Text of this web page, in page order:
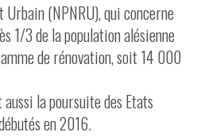
VIDÉOS
CONTACT
Urbain (NPNRU), qui concerne
1/3 de la population alésienne
de rénovation, soit 14 000
la poursuite des Etats
en 2016.